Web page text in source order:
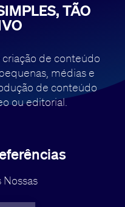
TÃO
criação de conteúdo
médias e
de conteúdo
ou editorial.
Nossas